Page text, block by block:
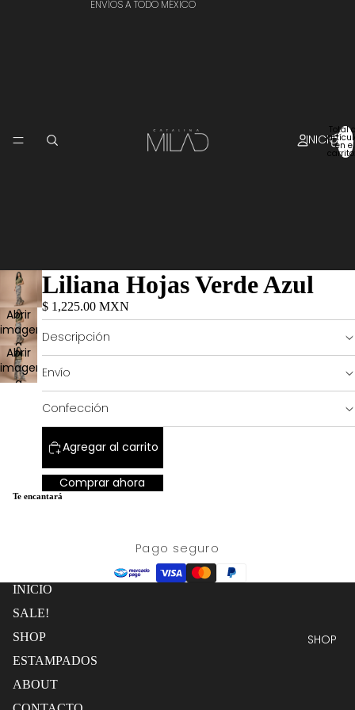
ENVÍOS A TODO MÉXICO
INICIO
SHOP
Total
en el
Abrir
imagen
a
pantalla
completa
Abrir
imagen
a
completa
Liliana Hojas Verde Azul
$ 1,225.00 MXN
Descripción
Envío
Confección
Agregar al carrito
Comprar ahora
Te encantará
Pago seguro
INICIO
SALE!
SHOP
ESTAMPADOS
ABOUT
Política de reembolso